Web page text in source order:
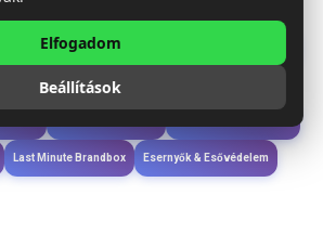
Étkezés & Ivás
Wellness & Ápolás
Last Minute Brandbox Esernyők & Esővédelem
Elfogadom
Beállítások